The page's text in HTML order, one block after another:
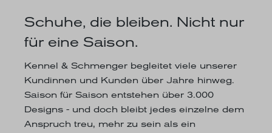
Schuhe, die bleiben. Nicht nur
für eine Saison.
Kennel & Schmenger begleitet viele unserer
Kundinnen und Kunden über Jahre hinweg.
Saison für Saison entstehen über 3.000
Designs - und doch bleibt jedes einzelne dem
Anspruch treu, mehr zu sein als ein